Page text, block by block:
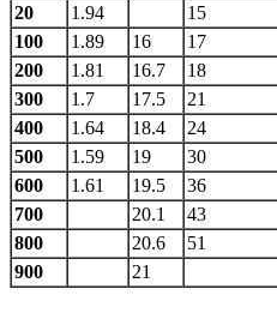
20
1.94 15
100
1.89 16
17
200
1.81 16.7
18
300
1.7 17.5
21
400
1.64 18.4
24
500
1.59 19
30
600
1.61 19.5
36
700
20.1
43
800
20.6
51
900
21